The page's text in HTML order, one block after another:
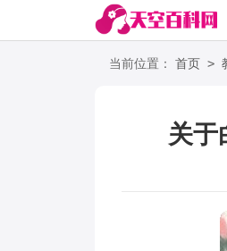
当前位置： 首页 >
关于